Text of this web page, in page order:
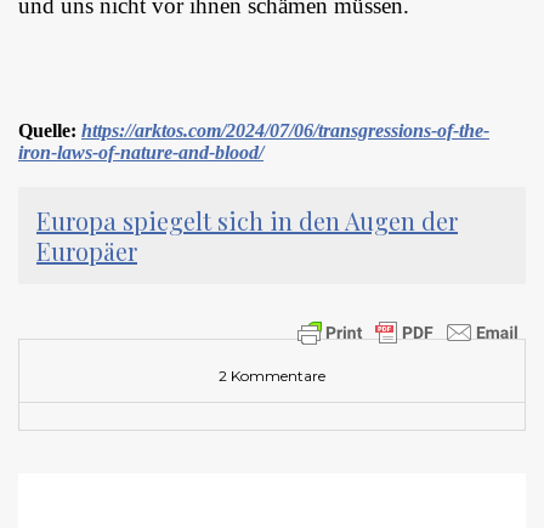
und uns nicht vor ihnen schämen müssen.
Quelle: https://arktos.com/2024/07/06/transgressions-of-the-
iron-laws-of-nature-and-blood/
Europa spiegelt sich in den Augen der
Europäer
2 Kommentare